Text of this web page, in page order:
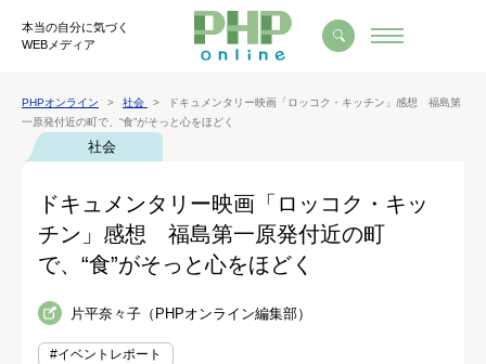
本当の自分に気づく
WEBメディア
PHPオンライン 社会
ドキュメンタリー映画「ロッコク・キッチン」感想 福島第
一原発付近の町で、“食”がそっと心をほどく
社会
ドキュメンタリー映画「ロッコク・キッ
チン」感想 福島第一原発付近の町
で、“食”がそっと心をほどく
片平奈々子（PHPオンライン編集部）
#イベントレポート